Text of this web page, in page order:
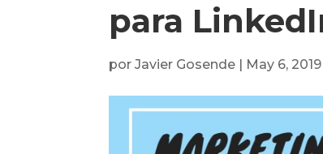
para
porJavier Gosende | May 6, 2019